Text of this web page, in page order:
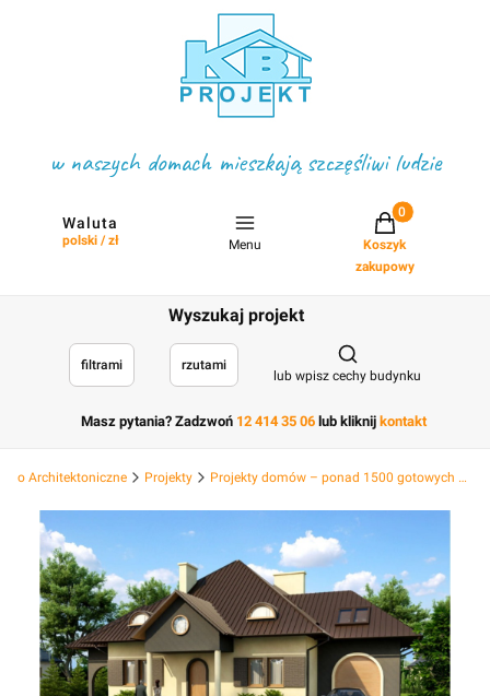
w naszych domach mieszkają szczęśliwi ludzie
Waluta
polski / zł Menu
Projekty w
Koszyk
zakupowy
Wyszukaj projekt
filtrami rzutami
Otwórz
lub wpisz cechy budynku
Masz pytania? Zadzwoń 12 414 35 06 lub kliknij kontakt
Architektoniczne Projekty Projekty domów – ponad 1500 gotowych projektów